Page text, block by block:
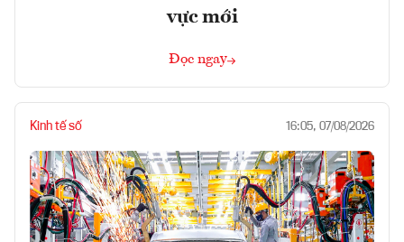
vực mới
Đọc ngay
Kinh tế số 16:05, 07/08/2026